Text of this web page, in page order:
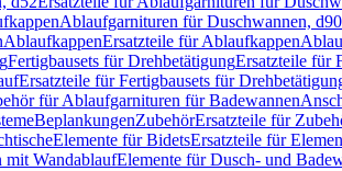
Ablaufgarnituren für Duschwannen, d90
AblaufkappenErsatzteile für Ablaufkappen
Fertigbausets für DrehbetätigungErsatzteile für
Ersatzteile für Fertigbausets für
für Ablaufgarnituren für Badewannen
BeplankungenZubehörErsatzteile für
Elemente für BidetsErsatzteile für
mit WandablaufElemente für Dusch- und